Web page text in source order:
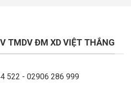
TMDV ĐM XD VIỆT THẮNG
522 - 02906 286 999